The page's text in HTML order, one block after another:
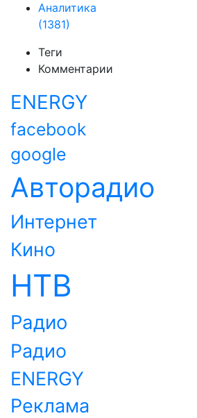
Аналитика
(1381)
Теги
Комментарии
ENERGY
facebook
google
Авторадио
Интернет
Кино
НТВ
Радио
Радио
ENERGY
Реклама